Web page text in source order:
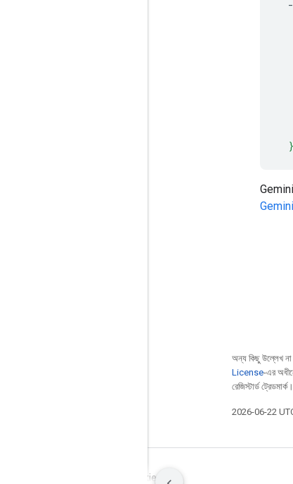
Gemini
অন্য কিছু উল্লেখ না
License-এর
রেজিস্টার্ড ট্রেডমার্ক।
2026-06-22
Manage cookies